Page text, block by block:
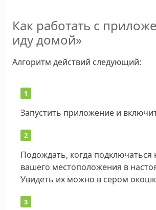
Как работать с
иду домой»
Алгоритм действий следующий:
Запустить приложение и
Подождать, когда подключаться
вашего местоположения в
Увидеть их можно в сером